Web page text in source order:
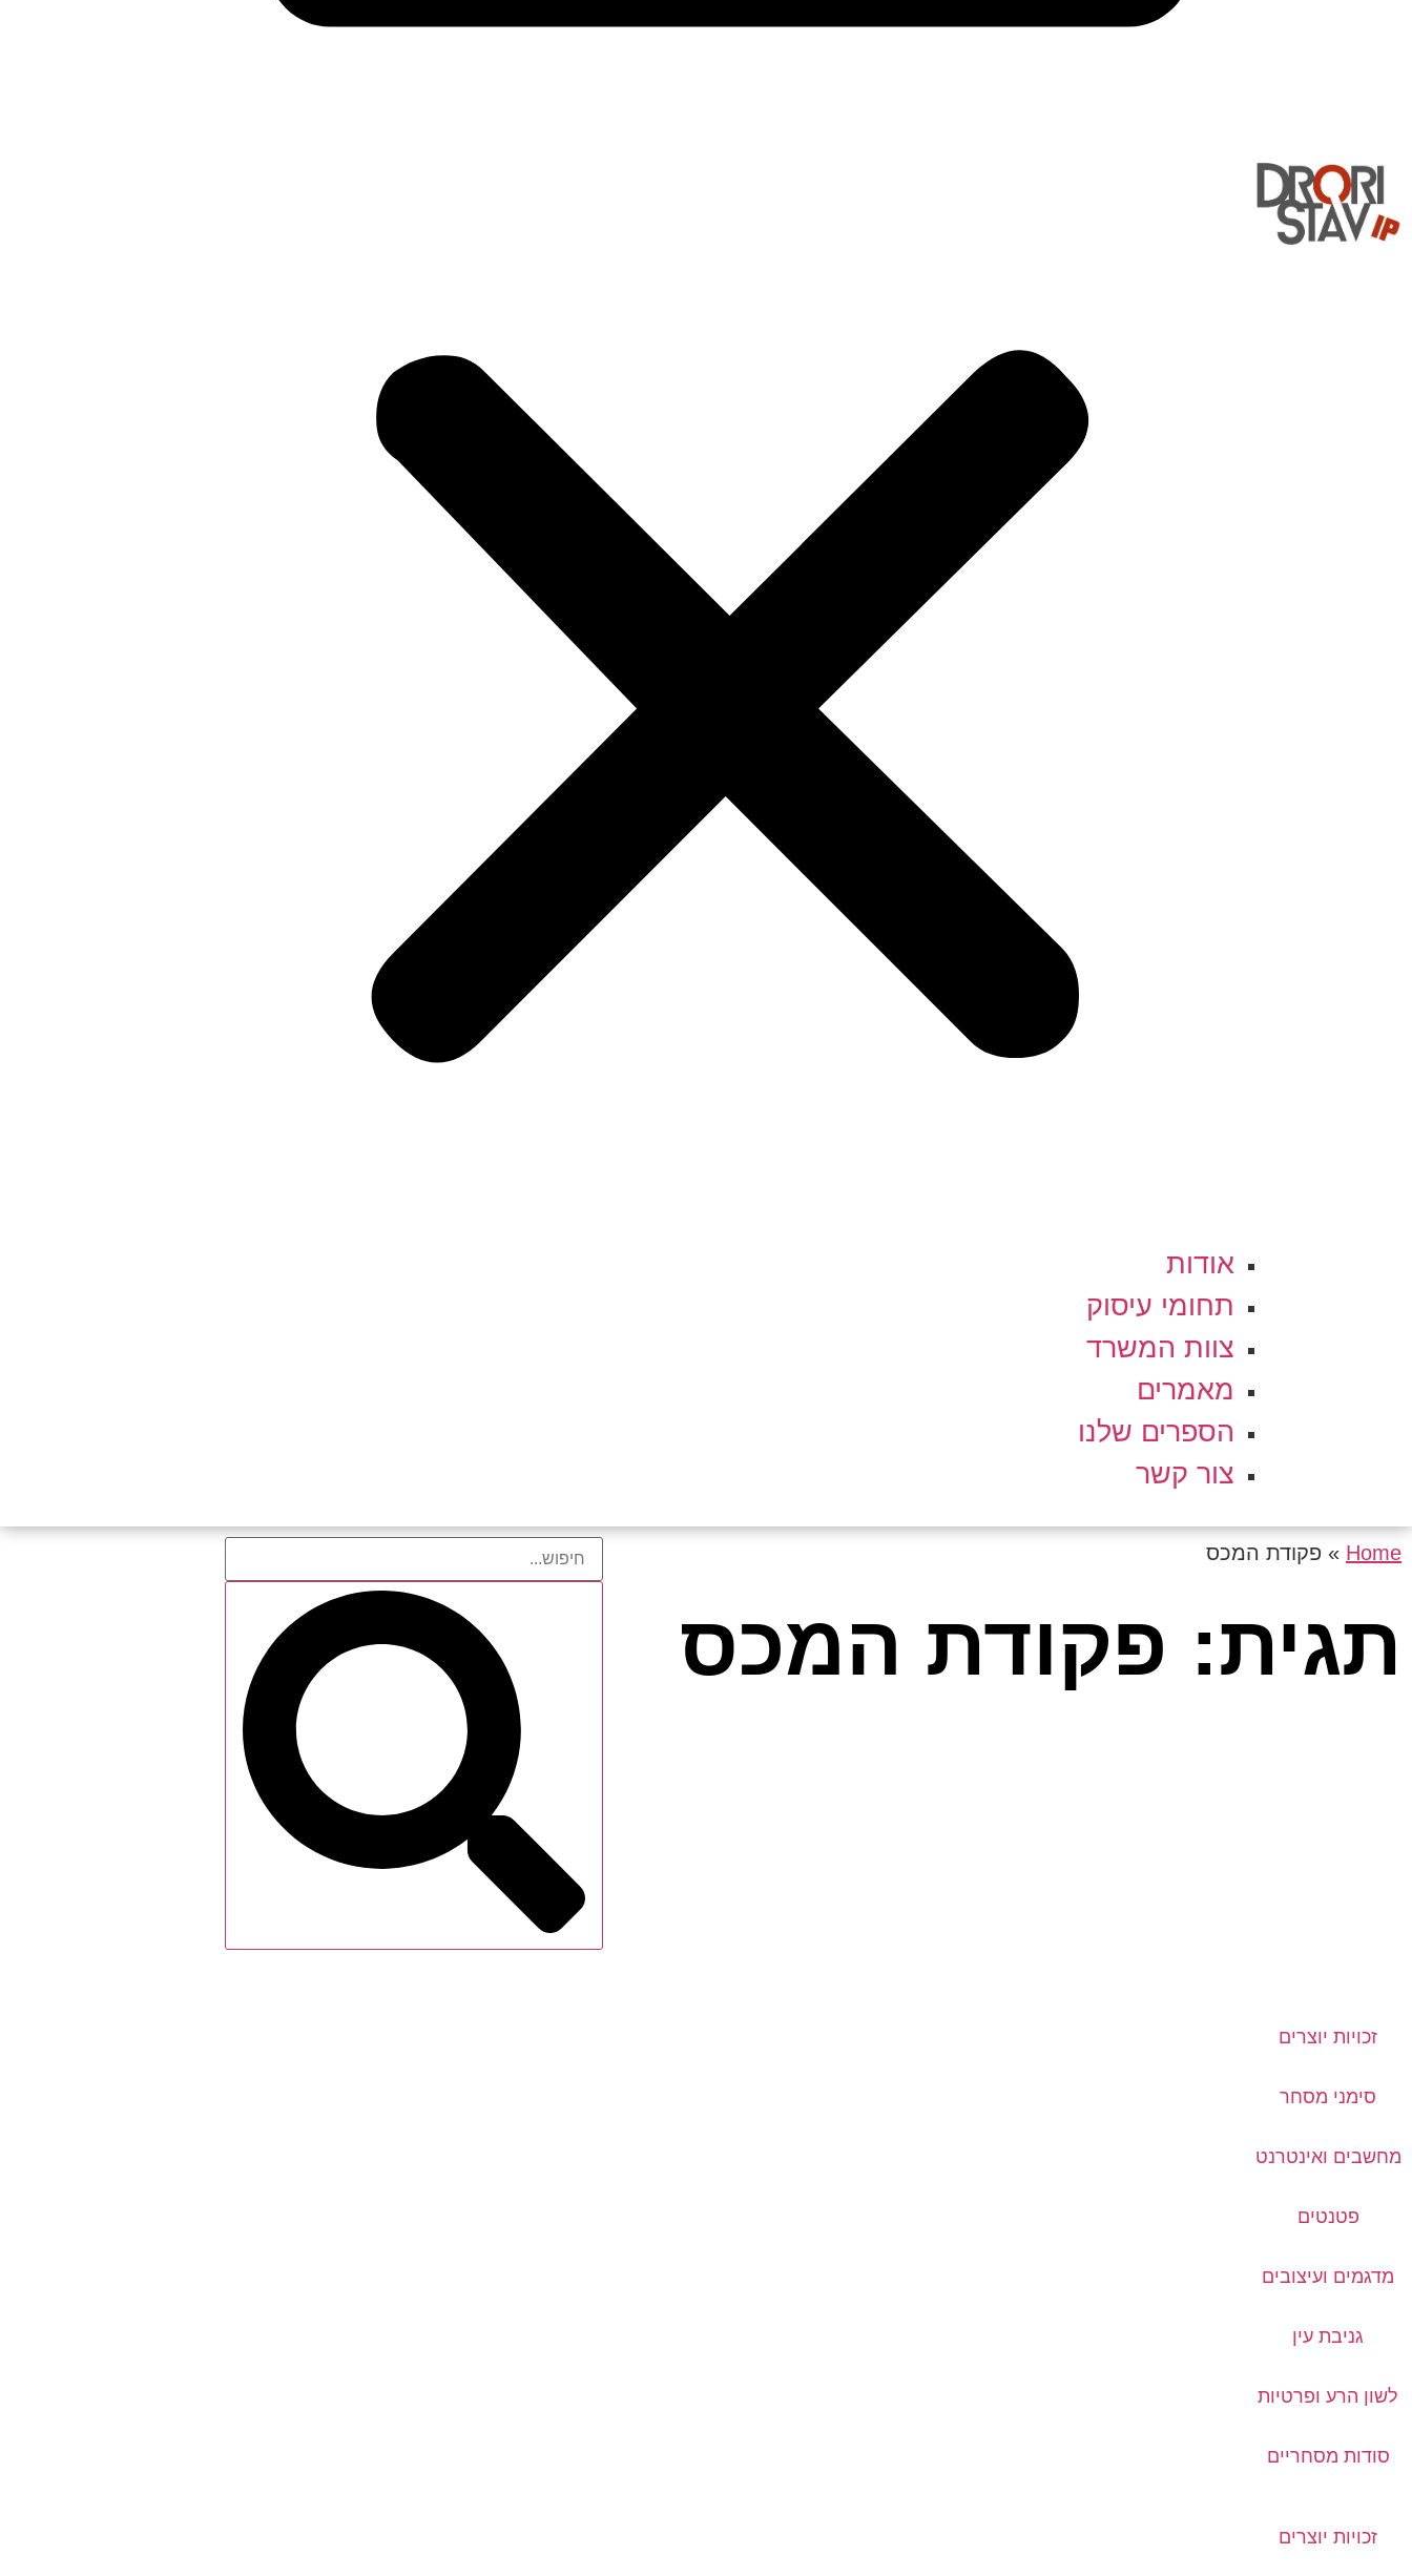
אודות
תחומי עיסוק
צוות המשרד
מאמרים
הספרים שלנו
צור קשר
Home
» פקודת המכס
תגית: פקודת המכס
זכויות יוצרים
סימני מסחר
מחשבים ואינטרנט
פטנטים
מדגמים ועיצובים
גניבת עין
לשון הרע ופרטיות
סודות מסחריים
זכויות יוצרים